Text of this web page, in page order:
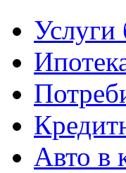
Услуги
Авто в